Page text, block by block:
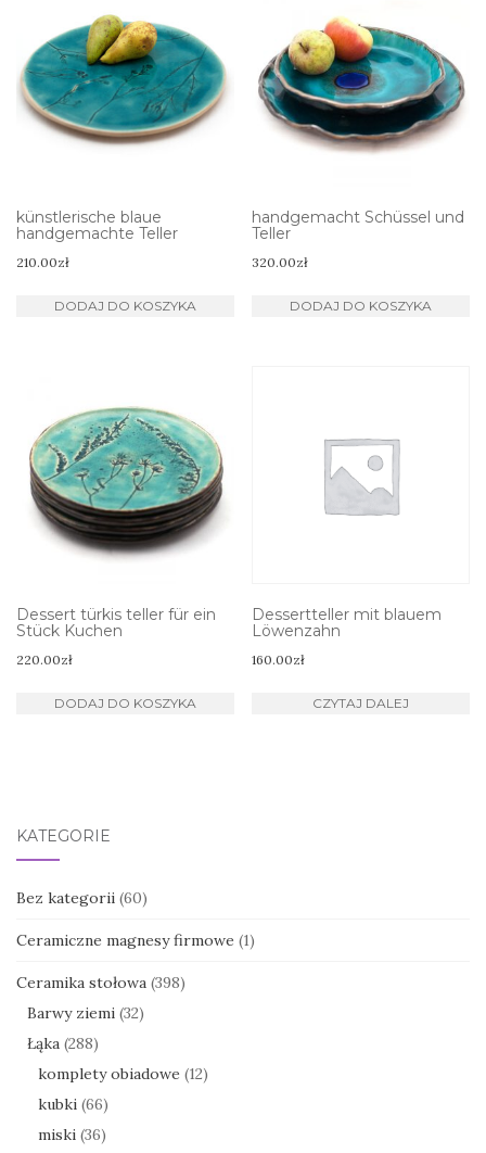
künstlerische blaue
handgemachte Teller
210.00zł
DODAJ DO KOSZYKA
handgemacht Schüssel und
Teller
320.00zł
DODAJ DO KOSZYKA
Dessert türkis teller für ein
Stück Kuchen
220.00zł
DODAJ DO KOSZYKA
Dessertteller mit blauem
Löwenzahn
160.00zł
CZYTAJ DALEJ
KATEGORIE
Bez kategorii (60)
Ceramiczne magnesy firmowe (1)
Ceramika stołowa (398)
Barwy ziemi (32)
Łąka (288)
komplety obiadowe (12)
kubki (66)
miski (36)